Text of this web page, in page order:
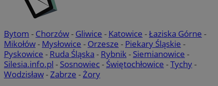
Bytom - Chorzów- Gliwice - Katowice -Łaziska Górne -
Mikołów- Mysłowice - Orzesze - Piekary Śląskie -
Pyskowice - Ruda Śląska - Rybnik- Siemianowice -
Silesia.info.pl - Sosnowiec- Świętochłowice -Tychy-
Wodzisław-Zabrze -Żory